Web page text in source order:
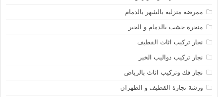
ممرضة منزلية بالشهر يالدمام
منجرة خشب بالدمام و الخبر
نجار تركيب اثاث القطيف
نجار تركيب دواليب الخبر
نجار فك وتركيب اثاث بالرياض
ورشة نجارة القطيف و الظهران